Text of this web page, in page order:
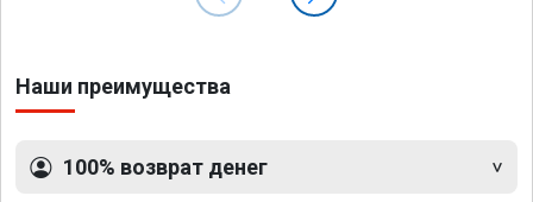
Наши преимущества
100% возврат денег